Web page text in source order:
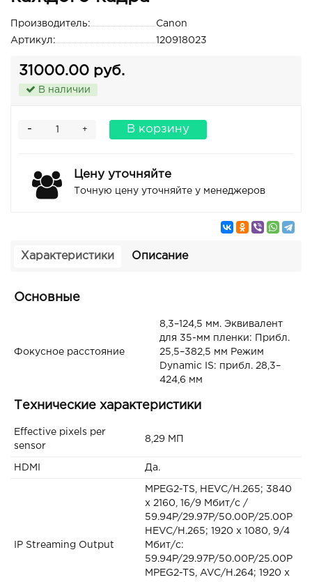
Производитель:
Canon
Артикул:
120918023
31000.00 руб.
В наличии
+
- В корзину
Цену уточняйте
Точную цену уточняйте у менеджеров
Характеристики Описание
Основные
Фокусное расстояние
8,3–124,5 мм. Эквивалент
для 35-мм пленки: Прибл.
25,5–382,5 мм Режим
Dynamic IS: прибл. 28,3–
424,6 мм
Технические характеристики
Effective pixels per
sensor
8,29 МП
HDMI Да.
IP Streaming Output
MPEG2-TS, HEVC/H.265; 3840
x 2160, 16/9 Мбит/с /
59.94P/29.97P/50.00P/25.00P
HEVC/H.265; 1920 x 1080, 9/4
Мбит/с:
59.94P/29.97P/50.00P/25.00P
MPEG2-TS, AVC/H.264; 1920 x